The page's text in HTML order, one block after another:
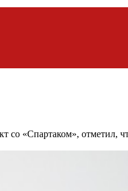
со «Спартаком», отметил,